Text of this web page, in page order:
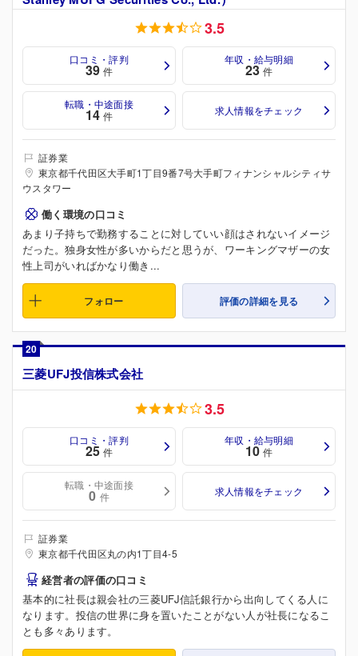
3.5
口コミ・評判
39 件
年収・給与明細
23 件
転職・中途面接
14 件 求人情報をチェック
証券業
東京都千代田区大手町1丁目9番7号大手町フィナンシャルシティサ
ウスタワー
働く環境の口コミ
あまり子持ちで勤務することに対していい顔はされないイメージ
だった。独身女性が多いからだと思うが、ワーキングマザーの女
性上司がいればかなり働き...
フォロー 評価の詳細を見る
20
三菱UFJ投信株式会社
3.5
口コミ・評判
25 件
年収・給与明細
10 件
転職・中途面接
0 件 求人情報をチェック
証券業
東京都千代田区丸の内1丁目4-5
経営者の評価の口コミ
基本的に社長は親会社の三菱UFJ信託銀行から出向してくる人に
なります。投信の世界に身を置いたことがない人が社長になるこ
とも多々あります。